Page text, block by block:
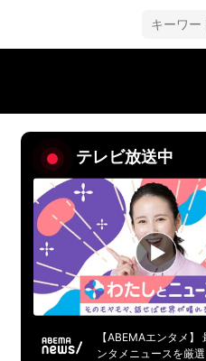
テレビ放送中
【ABEMAエンタメ
ンタメニュースを厳選